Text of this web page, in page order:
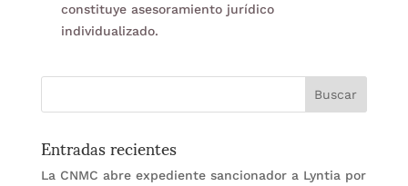
constituye asesoramiento jurídico
individualizado.
Entradas recientes
La CNMC abre expediente sancionador a Lyntia por